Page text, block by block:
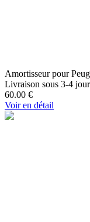
Amortisseur pour
Livraison sous 3-4
60.00 €
Voir en détail